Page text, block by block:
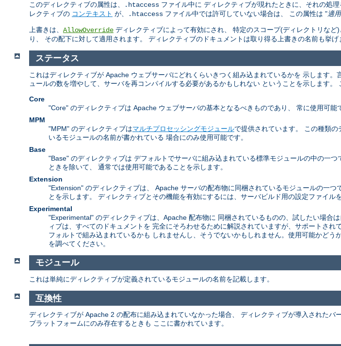
このディレクティブの属性は、 .htaccess ファイル中に ディレクティブが現れたときに、それの処
レクティブの コンテキスト が、 .htaccess ファイル中では許可していない場合は、 この属性は "適
上書きは、 AllowOverride ディレクティブによって有効にされ、 特定のスコープ(ディレクトリなど
り、 その配下に対して適用されます。 ディレクティブのドキュメントは取り得る上書きの名前も挙げ
ステータス
これはディレクティブが Apache ウェブサーバにどれくらいきつく組み込まれているかを 示します
ュールの数を増やして、サーバを再コンパイルする必要があるかもしれない ということを示します。
Core
"Core" のディレクティブは Apache ウェブサーバの基本となるべきものであり、 常に使用可能
MPM
"MPM" のディレクティブはマルチプロセッシングモジュールで提供されています。 この種類
いるモジュールの名前が書かれている 場合にのみ使用可能です。
Base
"Base" のディレクティブは デフォルトでサーバに組み込まれている標準モジュールの中の一
ときを除いて、 通常では使用可能であることを示します。
Extension
"Extension" のディレクティブは、 Apache サーバの配布物に同梱されているモジュールの一
とを示します。 ディレクティブとその機能を有効にするには、サーバビルド用の設定ファイル
Experimental
"Experimental" のディレクティブは、Apache 配布物に 同梱されているものの、試したい場合
ィブは、すべてのドキュメントを 完全にそろわせるために解説されていますが、サポートさ
フォルトで組み込まれているかも しれませんし、そうでないかもしれません。使用可能かど
を調べてください。
モジュール
これは単純にディレクティブが定義されているモジュールの名前を記載します。
互換性
ディレクティブが Apache 2 の配布に組み込まれていなかった場合、 ディレクティブが導入された
プラットフォームにのみ存在するときも ここに書かれています。